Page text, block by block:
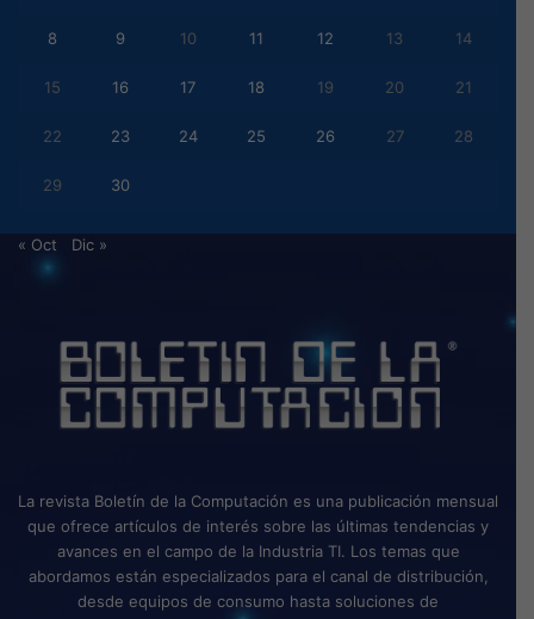
8 9 10 11 12 13 14
15 16 17 18 19 20 21
22 23 24 25 26 27 28
29 30
« Oct Dic »
La revista Boletín de la Computación es una publicación mensual
que ofrece artículos de interés sobre las últimas tendencias y
avances en el campo de la Industria TI. Los temas que
abordamos están especializados para el canal de distribución,
desde equipos de consumo hasta soluciones de